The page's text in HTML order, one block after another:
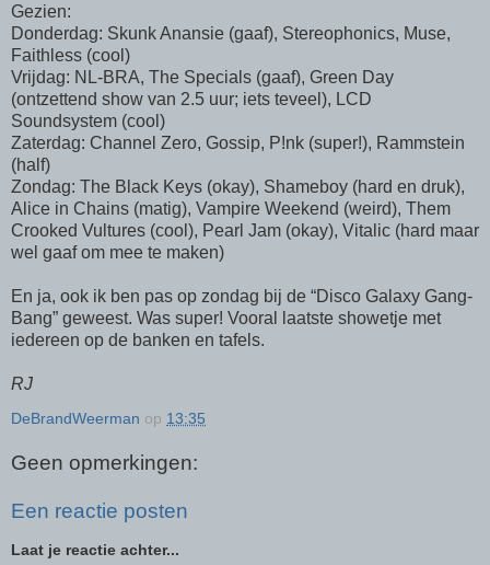
Gezien:
Donderdag: Skunk Anansie (gaaf), Stereophonics, Muse,
Faithless (cool)
Vrijdag: NL-BRA, The Specials (gaaf), Green Day
(ontzettend show van 2.5 uur; iets teveel), LCD
Soundsystem (cool)
Zaterdag: Channel Zero, Gossip, P!nk (super!), Rammstein
(half)
Zondag: The Black Keys (okay), Shameboy (hard en druk),
Alice in Chains (matig), Vampire Weekend (weird), Them
Crooked Vultures (cool), Pearl Jam (okay), Vitalic (hard maar
wel gaaf om mee te maken)
En ja, ook ik ben pas op zondag bij de “Disco Galaxy Gang-
Bang” geweest. Was super! Vooral laatste showetje met
iedereen op de banken en tafels.
RJ
DeBrandWeerman op 13:35
Geen opmerkingen:
Een reactie posten
Laat je reactie achter...